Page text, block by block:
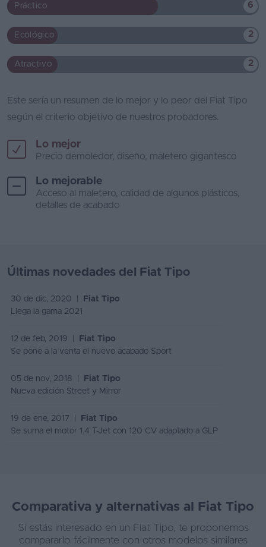
Práctico 6
Ecológico 2
Atractivo 2
Este sería un resumen de lo mejor y lo peor del Fiat Tipo
según el criterio objetivo de nuestros probadores.
Lo mejor
Precio demoledor, diseño, maletero gigantesco
Lo mejorable
Acceso al maletero, calidad de algunos plásticos,
detalles de acabado
Últimas novedades del Fiat Tipo
30 de dic, 2020 |
Fiat Tipo
Llega la gama 2021
12 de feb, 2019 |
Fiat Tipo
Se pone a la venta el nuevo acabado Sport
05 de nov, 2018 |
Fiat Tipo
Nueva edición Street y Mirror
19 de ene, 2017 |
Fiat Tipo
Se suma el motor 1.4 T-Jet con 120 CV adaptado a GLP
Comparativa y alternativas al Fiat Tipo
Si estás interesado en un Fiat Tipo, te proponemos
compararlo fácilmente con otros modelos similares